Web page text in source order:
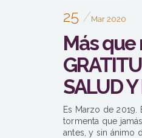
25 Mar 2020
Más que
SALUD
Es Marzo de 2019.
tormenta que
antes, y sin ánimo